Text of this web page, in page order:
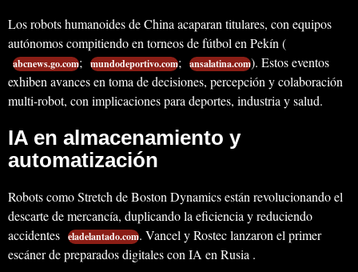
Los robots humanoides de China acaparan titulares, con equipos
autónomos compitiendo en torneos de fútbol en Pekín (
abcnews.go.com; mundodeportivo.com; ansalatina.com). Estos eventos
exhiben avances en toma de decisiones, percepción y colaboración
multi-robot, con implicaciones para deportes, industria y salud.
IA en almacenamiento y
automatización
Robots como Stretch de Boston Dynamics están revolucionando el
descarte de mercancía, duplicando la eficiencia y reduciendo
accidentes eladelantado.com. Vancel y Rostec lanzaron el primer
escáner de preparados digitales con IA en Rusia .